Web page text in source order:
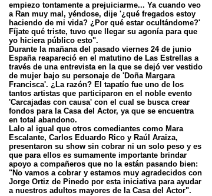
empiezo tontamente a prejuiciarme... Ya cuando veo
a Ran muy mal, yéndose, dije '¿qué fregados estoy
haciendo de mi vida? ¿Por qué estar ocultándome?'
Fíjate qué triste, tuvo que llegar su agonía para que
yo hiciera público esto".
Durante la mañana del pasado viernes 24 de junio
España reapareció en el matutino de Las Estrellas a
través de una entrevista en la que se dejó ver vestido
de mujer bajo su personaje de 'Doña Margara
Francisca'. ¿La razón? El tapatío fue uno de los
tantos artistas que participaron en el noble evento
'Carcajadas con causa' con el cual se busca crear
fondos para la Casa del Actor, ya que se encuentra
en total abandono.
Lalo al igual que otros comediantes como Mara
Escalante, Carlos Eduardo Rico y Raúl Araiza,
presentaron su show sin cobrar ni un solo peso y es
que para ellos es sumamente importante brindar
apoyo a compañeros que no la están pasando bien:
"No vamos a cobrar y estamos muy agradecidos con
Jorge Ortiz de Pinedo por esta iniciativa para ayudar
a nuestros adultos mayores de la Casa del Actor".